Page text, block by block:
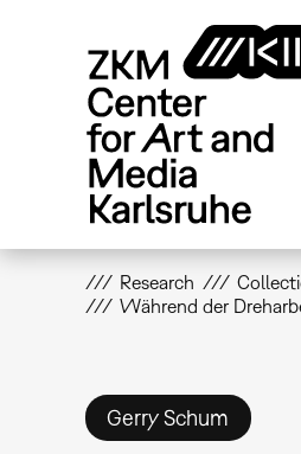
Research
Während der
Gerry Schum